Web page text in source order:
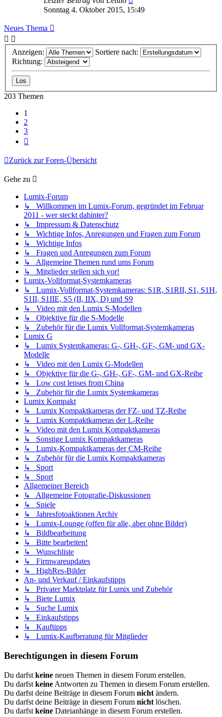
Sonntag 4. Oktober 2015, 15:49
Neues Thema
Anzeigen:
Sortiere nach:
Richtung:
203 Themen
1
2
3
Zurück zur Foren-Übersicht
Gehe zu
Lumix-Forum
↳ Willkommen im Lumix-Forum, gegründet im Februar
2011 - wer steckt dahinter?
↳ Impressum & Datenschutz
↳ Wichtige Infos, Anregungen und Fragen zum Forum
↳ Wichtige Infos
↳ Fragen und Anregungen zum Forum
↳ Allgemeine Themen rund ums Forum
↳ Mitglieder stellen sich vor!
Lumix-Vollformat-Systemkameras
↳ Lumix-Vollformat-Systemkameras: S1R, S1RII, S1, S1H,
S1II, S1IIE, S5 (II, IIX, D) und S9
↳ Video mit den Lumix S-Modellen
↳ Objektive für die S-Modelle
↳ Zubehör für die Lumix Vollformat-Systemkameras
Lumix G
↳ Lumix Systemkameras: G-, GH-, GF-, GM- und GX-
Modelle
↳ Video mit den Lumix G-Modellen
↳ Objektive für die G-, GH-, GF-, GM- und GX-Reihe
↳ Low cost lenses from China
↳ Zubehör für die Lumix Systemkameras
Lumix Kompakt
↳ Lumix Kompaktkameras der FZ- und TZ-Reihe
↳ Lumix Kompaktkameras der L-Reihe
↳ Video mit den Lumix Kompaktkameras
↳ Sonstige Lumix Kompaktkameras
↳ Lumix-Kompaktkameras der CM-Reihe
↳ Zubehör für die Lumix Kompaktkameras
↳ Sport
↳ Sport
Allgemeiner Bereich
↳ Allgemeine Fotografie-Diskussionen
↳ Spiele
↳ Jahresfotoaktionen Archiv
↳ Lumix-Lounge (offen für alle, aber ohne Bilder)
↳ Bildbearbeitung
↳ Bitte bearbeiten!
↳ Wunschliste
↳ Firmwareupdates
↳ HighRes-Bilder
An- und Verkauf / Einkaufstipps
↳ Privater Marktplatz für Lumix und Zubehör
↳ Biete Lumix
↳ Suche Lumix
↳ Einkaufstipps
↳ Kauftipps
↳ Lumix-Kaufberatung für Mitglieder
Berechtigungen in diesem Forum
Du darfst keine neuen Themen in diesem Forum erstellen.
Du darfst keine Antworten zu Themen in diesem Forum erstellen.
Du darfst deine Beiträge in diesem Forum nicht ändern.
Du darfst deine Beiträge in diesem Forum nicht löschen.
Du darfst keine Dateianhänge in diesem Forum erstellen.